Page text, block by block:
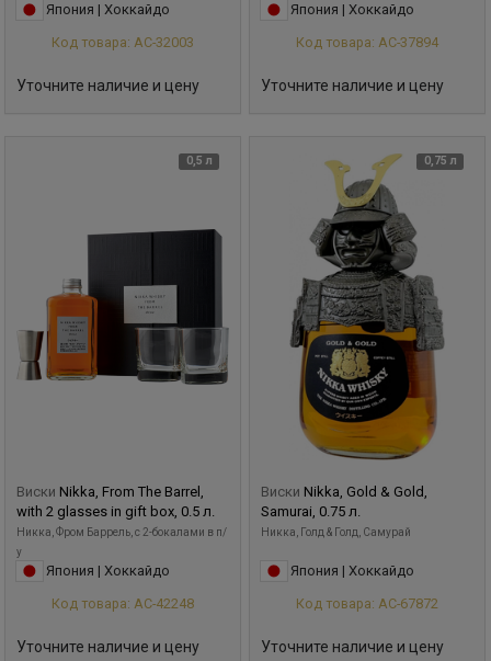
Япония | Хоккайдо
Код товара: АС-32003
Уточните наличие и цену
Япония | Хоккайдо
Код товара: АС-37894
Уточните наличие и цену
0,5 л
Виски Nikka, From The Barrel,
with 2 glasses in gift box, 0.5 л.
Никка, Фром Баррель, с 2-бокалами в п/
у
Япония | Хоккайдо
Код товара: АС-42248
Уточните наличие и цену
0,75 л
Виски Nikka, Gold & Gold,
Samurai, 0.75 л.
Никка, Голд & Голд, Самурай
Япония | Хоккайдо
Код товара: АС-67872
Уточните наличие и цену